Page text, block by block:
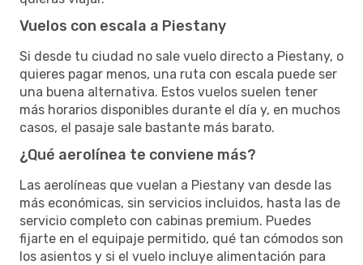
Vuelos con escala a Piestany
Si desde tu ciudad no sale vuelo directo a Piestany, o
quieres pagar menos, una ruta con escala puede ser
una buena alternativa. Estos vuelos suelen tener
más horarios disponibles durante el día y, en muchos
casos, el pasaje sale bastante más barato.
¿Qué aerolínea te conviene más?
Las aerolíneas que vuelan a Piestany van desde las
más económicas, sin servicios incluidos, hasta las de
servicio completo con cabinas premium. Puedes
fijarte en el equipaje permitido, qué tan cómodos son
los asientos y si el vuelo incluye alimentación para